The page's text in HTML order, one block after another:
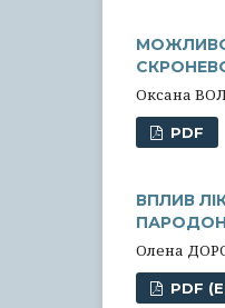
Оксана
PDF
ВПЛИВ
Олена
PDF